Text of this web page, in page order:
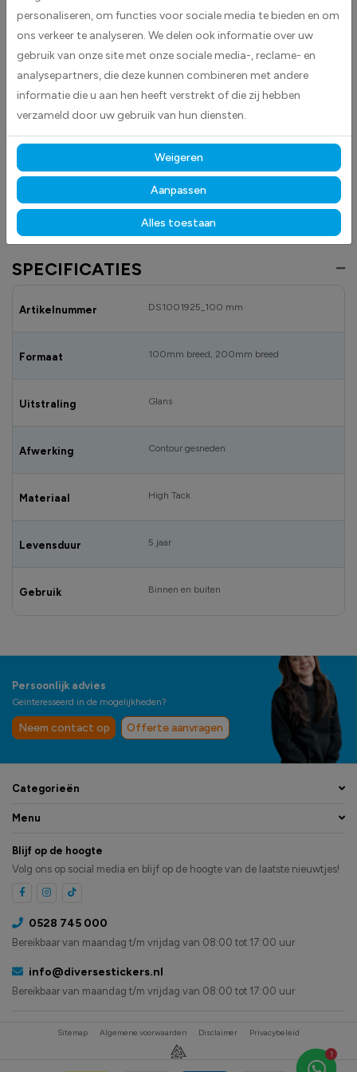
valt direct op en maakt het voor iedereen herkenbaar dat het product vis
bevat.
Gemaakt van hoogwaardige high-tack folie, hecht deze sticker
betrouwbaar op vrijwel elk oppervlak. Dankzij de duurzame
materialen blijft hij langdurig mooi en goed leesbaar, zowel binnen als
buiten, ongeacht licht, vocht of aanraking.
Perfect voor voedingswinkels, horeca, producenten en overal waar
producten duidelijk als vis bevattend moeten worden aangeduid.
Bekijk
ook onze andere voedings- en allergenenvrije stickers
assortiment overzichtelijk en professioneel te presenteren.
SPECIFICATIES
Artikelnummer DS1001925_100 mm
Formaat 100mm breed, 200mm breed
Uitstraling Glans
Afwerking Contour gesneden
Materiaal High Tack
Levensduur 5 jaar
Gebruik Binnen en buiten
1
Persoonlijk advies
Geïnteresseerd in de mogelijkheden?
Neem contact op Offerte aanvragen
Categorieën
Menu
Blijf op de hoogte
Volg ons op social media en blijf op de hoogte van de laatste nieuwtjes!
0528 745 000
Bereikbaar van maandag t/m vrijdag van 08:00 tot 17:00 uur
info@diversestickers.nl
Bereikbaar van maandag t/m vrijdag van 08:00 tot 17:00 uur.
Sitemap Algemene voorwaarden Disclaimer Privacybeleid
personaliseren, om functies voor sociale media te bieden en om
ons verkeer te analyseren. We delen ook informatie over uw
gebruik van onze site met onze sociale media-, reclame- en
analysepartners, die deze kunnen combineren met andere
informatie die u aan hen heeft verstrekt of die zij hebben
verzameld door uw gebruik van hun diensten.
Weigeren
Aanpassen
Alles toestaan